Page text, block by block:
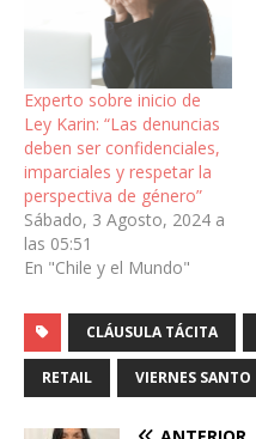
Experto sobre inicio de
Ley Karin: “Las denuncias
deben ser confidenciales,
imparciales y respetar la
perspectiva de género”
Sábado, 3 Agosto, 2024 a
las 05:51
En "Chile y el Mundo"
CLÁUSULA TÁCITA
RETAIL VIERNES SANTO